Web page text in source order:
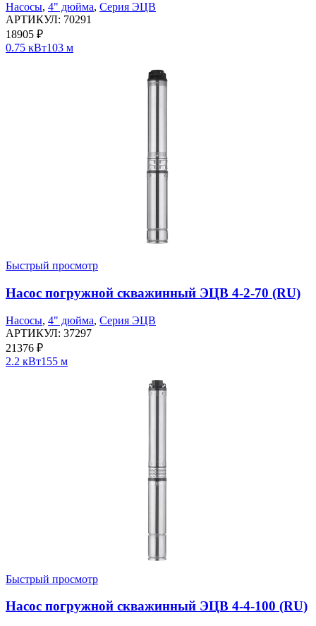
Насосы, 4" дюйма, Серия ЭЦВ
АРТИКУЛ: 70291
18905 ₽
0.75 кВт103 м
Быстрый просмотр
Насос погружной скважинный ЭЦВ 4-2-70 (RU)
Насосы, 4" дюйма, Серия ЭЦВ
АРТИКУЛ: 37297
21376 ₽
2.2 кВт155 м
Быстрый просмотр
Насос погружной скважинный ЭЦВ 4-4-100 (RU)